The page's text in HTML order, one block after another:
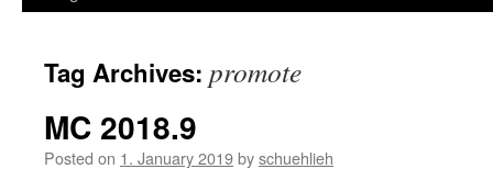
Tag Archives: promote
MC 2018.9
Posted on 1. January 2019byschuehlieh